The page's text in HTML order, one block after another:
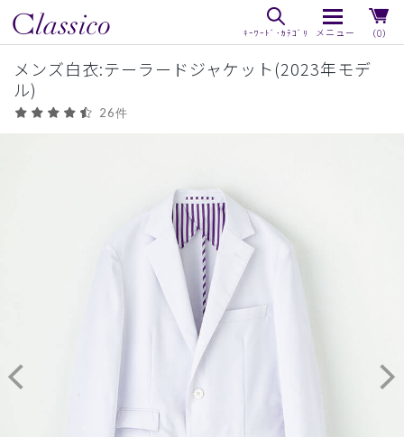
（0）
メンズ白衣:テーラードジャケット(2023年モデ
ル)
26件